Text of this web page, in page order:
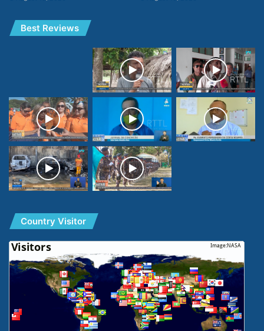
Best Reviews
Country Visitor